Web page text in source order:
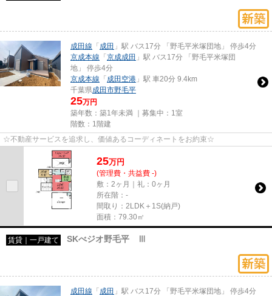
成田線 「成田 」駅 バス17分 「野毛平米塚団地」 停歩4分
京成本線 「京成成田 」駅 バス17分 「野毛平米塚団
地」 停歩4分
京成本線 「成田空港 」駅 車20分 9.4km
千葉県成田市野毛平
25万円
築年数：築1年未満 ｜募集中： 1室
階数：1階建
☆不動産サービスを追求し、価値あるコーディネートをお約束☆
25万円
(管理費・共益費 -)
敷：2ヶ月｜礼：0ヶ月
所在階：-
間取り：2LDK＋1S(納戸)
面積：79.30㎡
賃貸｜一戸建て SKべジオ野毛平 Ⅲ
成田線 「成田 」駅 バス17分 「野毛平米塚団地」 停歩4分